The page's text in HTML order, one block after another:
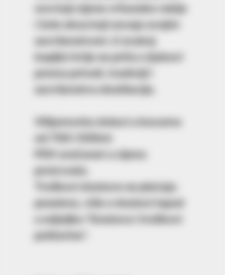
sve koji cijene vrhunske rakije
i žele okus koji osvaja svojim
savršenstvom. U svakoj
kapljici krije se priča o ljubavi
prema prirodi, tradiciji i
savršenstvu destilacije.
Vilijamovka dolazi u bocama
od 700 i 500ml.
PDV uračunat u cijenu
proizvoda.
Troškovi dostave se plaćaju
posebno, više o dostavi ispod
u odjeljku "Dostava i troškovi
poštarine".